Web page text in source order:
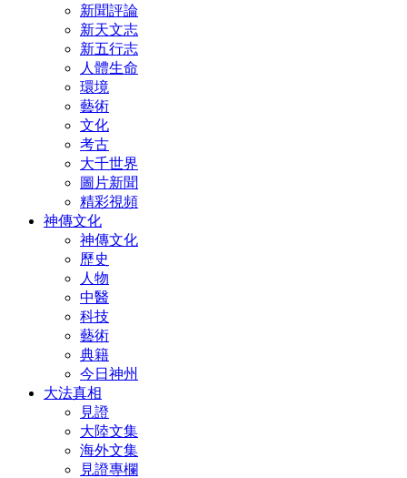
新聞評論
新天文志
新五行志
人體生命
環境
藝術
文化
考古
大千世界
圖片新聞
精彩視頻
神傳文化
神傳文化
歷史
人物
中醫
科技
藝術
典籍
今日神州
大法真相
見證
大陸文集
海外文集
見證專欄